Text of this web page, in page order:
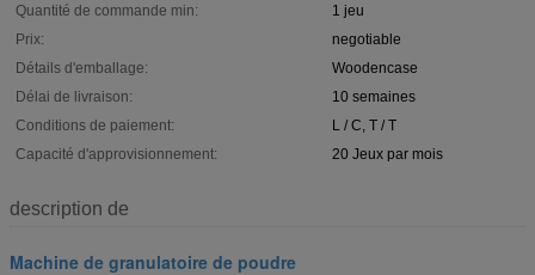
Quantité de commande min:
1 jeu
Prix:
negotiable
Détails d'emballage:
Woodencase
Délai de livraison:
10 semaines
Conditions de paiement:
L / C, T / T
Capacité d'approvisionnement:
20 Jeux par mois
description de
Machine de granulatoire de poudre